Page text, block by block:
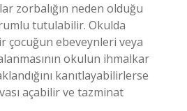
zorbalığın neden olduğu
tutulabilir. Okulda
çocuğun ebeveynleri veya
okulun ihmalkar
kanıtlayabilirlerse
açabilir ve tazminat